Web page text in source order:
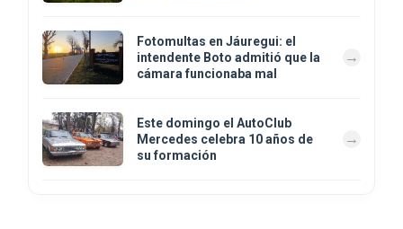
Fotomultas en Jáuregui: el
intendente Boto admitió que la
cámara funcionaba mal
Este domingo el AutoClub
Mercedes celebra 10 años de
su formación